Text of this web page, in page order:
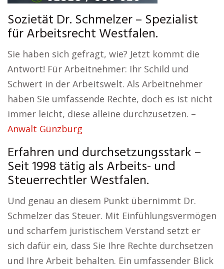
Sozietät Dr. Schmelzer – Spezialist
für Arbeitsrecht Westfalen.
Sie haben sich gefragt, wie? Jetzt kommt die
Antwort! Für Arbeitnehmer: Ihr Schild und
Schwert in der Arbeitswelt. Als Arbeitnehmer
haben Sie umfassende Rechte, doch es ist nicht
immer leicht, diese alleine durchzusetzen. –
Anwalt Günzburg
Erfahren und durchsetzungsstark –
Seit 1998 tätig als Arbeits- und
Steuerrechtler Westfalen.
Und genau an diesem Punkt übernimmt Dr.
Schmelzer das Steuer. Mit Einfühlungsvermögen
und scharfem juristischem Verstand setzt er
sich dafür ein, dass Sie Ihre Rechte durchsetzen
und Ihre Arbeit behalten. Ein umfassender Blick